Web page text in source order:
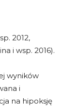
2012,
i wsp. 2016).
wyników
i
na hipoksję